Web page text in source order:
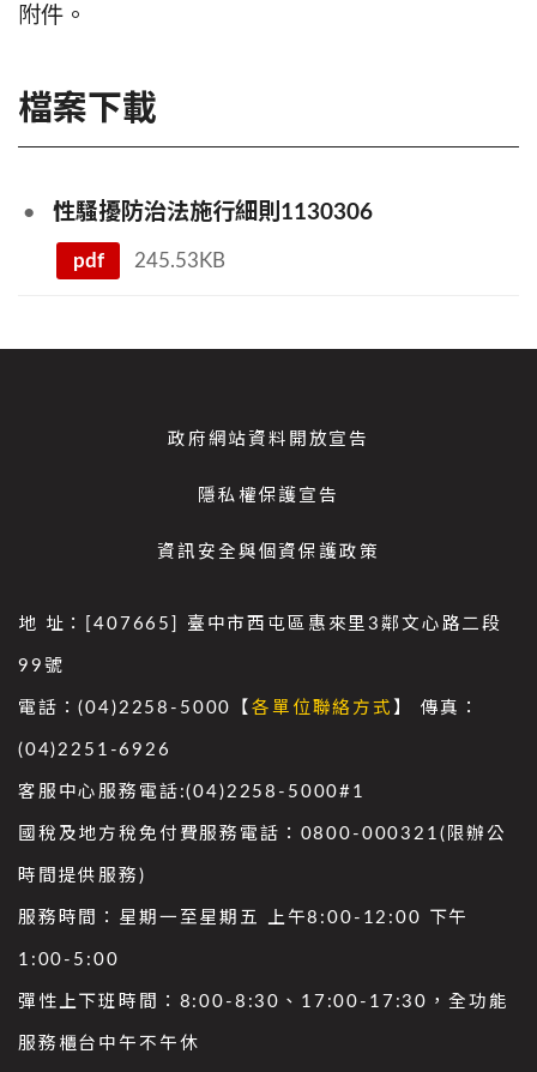
附件。
檔案下載
性騷擾防治法施行細則1130306
pdf 245.53KB
政府網站資料開放宣告
隱私權保護宣告
資訊安全與個資保護政策
地 址：[407665] 臺中市西屯區惠來里3鄰文心路二段
99號
電話：(04)2258-5000【各單位聯絡方式 】 傳真：
(04)2251-6926
客服中心服務電話:(04)2258-5000#1
國稅及地方稅免付費服務電話：0800-000321(限辦公
時間提供服務)
服務時間：星期一至星期五 上午8:00-12:00 下午
1:00-5:00
彈性上下班時間：8:00-8:30、17:00-17:30，全功能
服務櫃台中午不午休